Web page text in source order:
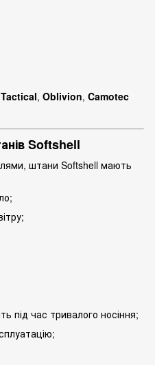
, Oblivion, Camotec
Softshell
штани Softshell мають
під час тривалого носіння;